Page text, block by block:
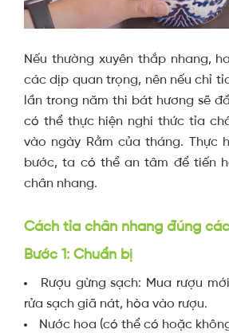
Nếu thường xuyên thắp nhang,
các dịp quan trọng, nên nếu chỉ
lần trong năm thì bát hương sẽ
có thể thực hiện nghi thức tỉa
vào ngày Rằm của tháng. Thực
bước, ta có thể an tâm để tiến
chân nhang.
Cách tỉa chân nhang đúng
Bước 1: Chuẩn bị
Rượu gừng sạch: Mua rượu
rửa sạch giã nát, hòa vào rượu.
Nước hoa (có thể có hoặc